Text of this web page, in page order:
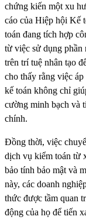
chứng kiến một xu
cáo của Hiệp hội Kế
toán đang tích hợp
từ việc sử dụng phần
trên trí tuệ nhân tạo
cho thấy rằng việc
kế toán không chỉ
cường minh bạch và
chính.
Đồng thời, việc
dịch vụ kiểm toán từ
bảo tính bảo mật và
này, các doanh
thức được tầm quan
động của họ để tiến